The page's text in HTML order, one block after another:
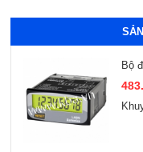
Bộ